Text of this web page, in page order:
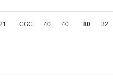
CGC 40 40 80 32